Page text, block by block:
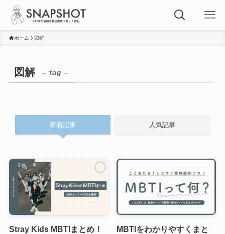
ホーム 図解
図解 – tag –
新着記事 人気記事
Stray Kids MBTIまとめ！
MBTIをわかりやすくまと